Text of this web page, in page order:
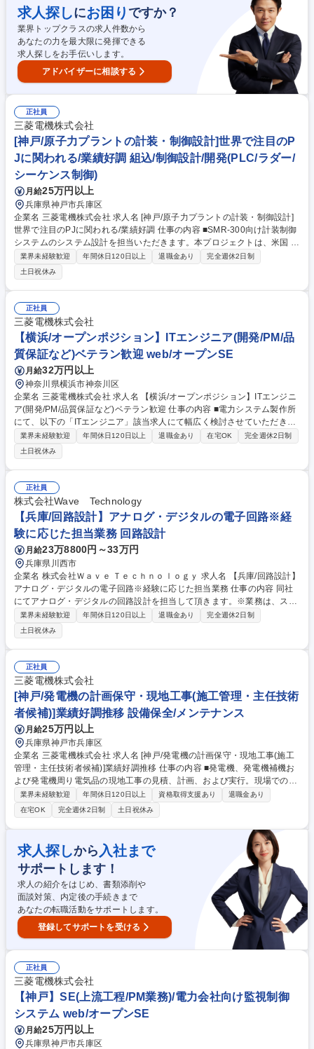
化コンサルティングとサービス提供 ■現場課題の抽出、サービスへのFBと
継続的改善 【仕事の魅力】研究、事業開発、クライアント現場が結びつく
環境で、「つくる」から「届ける」まで事業成長のサイクル全てに関わ
り、顧客様を含めた社内外と協業して未来の事業を共に創り上げることが
できます。 募集職種 【東京】新規事業企画･推進★ＡＩ活用コンサルティ
ングサービス【三菱総研G】
求人探しにお困り ですか？
業界トップクラスの求人件数から
あなたの力を最大限に発揮できる
求人探しをお手伝いします。
アドバイザーに相談する
正社員
三菱電機株式会社
[神戸/原子力プラントの計装・制御設計]世界で注目のP
Jに関われる/業績好調 組込/制御設計/開発(PLC/ラダー/
シーケンス制御)
月給25万円以上
兵庫県神戸市兵庫区
企業名 三菱電機株式会社 求人名 [神戸/原子力プラントの計装・制御設計]
世界で注目のPJに関われる/業績好調 仕事の内容 ■SMR-300向け計装制御
システムのシステム設計を担当いただきます。本プロジェクトは、米国 H
oltec International 社との国際共同による原子力プラント建設計画で、複
数国・多数の関係者が関わる大規模案件です。 【■具体的には】◎プラン
ト要求の分析・整理◎プラントメーカーとの折衝◎米国 Holtec Internatio
nal 社やその他海外企業との仕様打ち合わせ・情報共有（英語使用）◎英
語による仕様書・技術文書の作成・レビュー◎関係部署や協力会社を含め
た仕様・工程の最適化◎小型モジュール炉（SMR）特有の安全設計要件や
国際規格への適合検討◎原子力規制要件に基づく品質保証活動の推進 など
募集職種 [神戸/原子力プラントの計装・制御設計]世界で注目のPJに関われ
る/業績好調
業界未経験歓迎 年間休日120日以上 退職金あり
完全週休2日制
土日祝休み
正社員
三菱電機株式会社
【横浜/オープンポジション】ITエンジニア(開発/PM/品
質保証など)ベテラン歓迎 web/オープンSE
月給32万円以上
神奈川県横浜市神奈川区
企業名 三菱電機株式会社 求人名 【横浜/オープンポジション】ITエンジニ
ア(開発/PM/品質保証など)ベテラン歓迎 仕事の内容 ■電力システム製作所
にて、以下の「ITエンジニア」該当求人にて幅広く検討させていただきま
す。■送配電事業者向け業務/DXのシステムインテグレーション■電力会社
向けIoT/ICTシステムの品質管理・品質 保証業務■大規模IoTシステムと通
信ソフトウェアの要件定義や上流設計など■クラウドインフラ技術の共通
化・強化■アプリ開発の効率化や品質向上、コスト削減を推進■送配電事業
者向け業務/DXシステム開発の品質管理/保証業務■電力業務パッケージソ
フトウェアまたは通信機器に搭載するソフトウェアの品質管理・品質保証
業務■パッケージソフトウェアや標準機器の品質管理・品質保証業務 募集
職種 【横浜/オープンポジション】ITエンジニア(開発/PM/品質保証など)ベ
テラン歓迎
業界未経験歓迎 年間休日120日以上 退職金あり 在宅OK
完全週休2日制
土日祝休み
正社員
株式会社Wave Technology
【兵庫/回路設計】アナログ・デジタルの電子回路※経
験に応じた担当業務 回路設計
月給23万8800円～33万円
兵庫県川西市
企業名 株式会社Ｗａｖｅ Ｔｅｃｈｎｏｌｏｇｙ 求人名 【兵庫/回路設計】
アナログ・デジタルの電子回路※経験に応じた担当業務 仕事の内容 同社
にてアナログ・デジタルの回路設計を担当して頂きます。※業務は、スキ
ル等を考慮した上で決定致します。 【具体的には】 ・位置検出技術、セ
ンサ応用技術、情報伝送技術、信号制御技術、アナログ回路設計、デジタ
ル回路設計、FPGA開発 これらの中で、ご専門の技術分野を生かした電子
回路・電子機器の開発・設計業務（ハードウェア）をご担当いただきま
す。 【変更の範囲：会社の定めるすべての業務】 募集職種 【兵庫/回路設
計】アナログ・デジタルの電子回路※経験に応じた担当業務
業界未経験歓迎 年間休日120日以上 退職金あり
完全週休2日制
土日祝休み
正社員
三菱電機株式会社
[神戸/発電機の計画保守・現地工事(施工管理・主任技術
者候補)]業績好調推移 設備保全/メンテナンス
月給25万円以上
兵庫県神戸市兵庫区
企業名 三菱電機株式会社 求人名 [神戸/発電機の計画保守・現地工事(施工
管理・主任技術者候補)]業績好調推移 仕事の内容 ■発電機、発電機補機お
よび発電機周り電気品の現地工事の見積、計画、および実行。現場での工
事責任者・現場代理人・主任技術者対応をお任せいたしま。＜具体的には
＞発電機および関連機器の設備保守において、発電 所現地にて実施する建
設・保全工事や試験に対して、その計画に参画いただき、見積提出から受
注後の実行時における詳細計画を担当いただきます。また、現地工事実行
時の現場代理人や技術者として現地派遣いただきます。上記業務を円滑に
進めるための組織づくりにも参画いただきます。 国内工事のみならず、海
外への現地派遣にも対応いただく場合があります。※工事作業が発生した
場合は、協力会社に依頼します。 募集職種 [神戸/発電機の計画保守・現地
工事(施工管理・主任技術者候補)]業績好調推移
業界未経験歓迎 年間休日120日以上 資格取得支援あり
退職金あり
在宅OK
完全週休2日制 土日祝休み
求人探しから 入社まで
サポートします！
求人の紹介をはじめ、書類添削や
面談対策、内定後の手続きまで
あなたの転職活動をサポートします。
登録してサポートを受ける
正社員
三菱電機株式会社
【神戸】SE(上流工程/PM業務)/電力会社向け監視制御
システム web/オープンSE
月給25万円以上
兵庫県神戸市兵庫区